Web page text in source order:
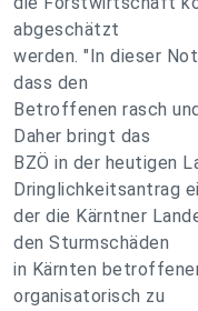
abgeschätzt
werden. "In dieser
dass den
Betroffenen rasch
Daher bringt das
BZÖ in der heutigen
Dringlichkeitsantrag
der die Kärntner
den Sturmschäden
in Kärnten
organisatorisch zu